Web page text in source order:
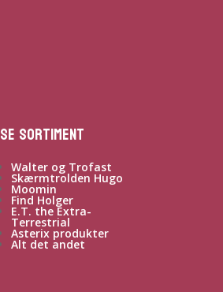
Se sortiment
Walter og Trofast
Skærmtrolden Hugo
Moomin
Find Holger
E.T. the Extra-
Terrestrial
Asterix produkter
Alt det andet